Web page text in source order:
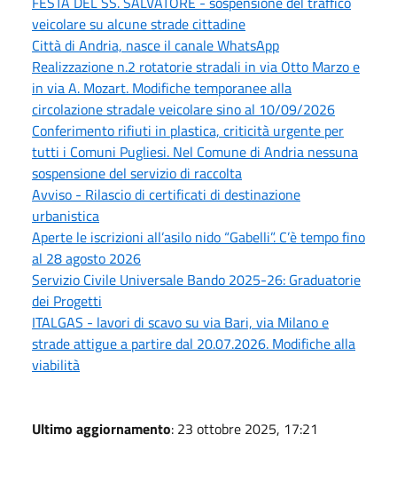
veicolare su alcune strade cittadine
Città di Andria, nasce il canale WhatsApp
Realizzazione n.2 rotatorie stradali in via Otto Marzo e
in via A. Mozart. Modifiche temporanee alla
circolazione stradale veicolare sino al 10/09/2026
Conferimento rifiuti in plastica, criticità urgente per
tutti i Comuni Pugliesi. Nel Comune di Andria nessuna
sospensione del servizio di raccolta
Avviso - Rilascio di certificati di destinazione
urbanistica
Aperte le iscrizioni all’asilo nido “Gabelli”. C’è tempo fino
al 28 agosto 2026
Servizio Civile Universale Bando 2025-26: Graduatorie
dei Progetti
ITALGAS - lavori di scavo su via Bari, via Milano e
strade attigue a partire dal 20.07.2026. Modifiche alla
viabilità
Ultimo aggiornamento: 23 ottobre 2025, 17:21